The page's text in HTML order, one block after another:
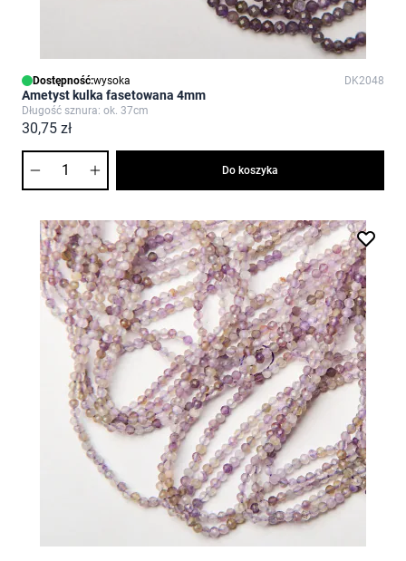
Dostępność:wysoka DK2048
Ametyst kulka fasetowana 4mm
Długość sznura: ok. 37cm
30,75 zł
Do koszyka